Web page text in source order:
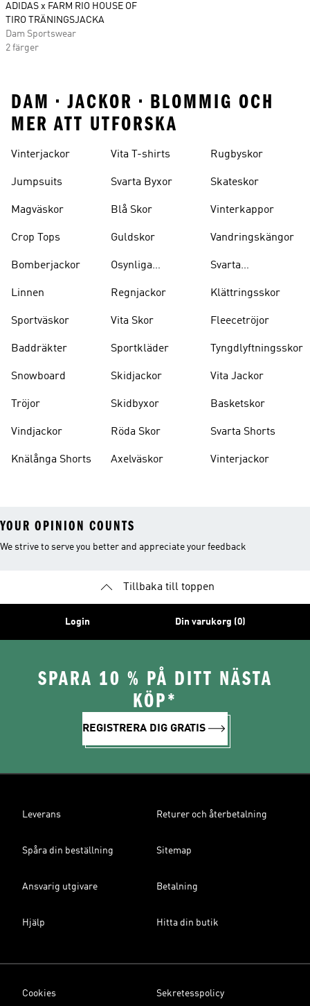
ADIDAS x FARM RIO HOUSE OF
TIRO TRÄNINGSJACKA
Dam Sportswear
2 färger
DAM • JACKOR • BLOMMIG OCH
MER ATT UTFORSKA
Vinterjackor
Jumpsuits
Magväskor
Crop Tops
Bomberjackor
Linnen
Sportväskor
Baddräkter
Snowboard
Tröjor
Vindjackor
Knälånga Shorts
Vita T-shirts
Svarta Byxor
Blå Skor
Guldskor
Osynliga
Regnjackor
Vita Skor
Sportkläder
Skidjackor
Skidbyxor
Röda Skor
Axelväskor
Rugbyskor
Skateskor
Vinterkappor
Vandringskängor
Svarta
Klättringsskor
Fleecetröjor
Tyngdlyftningsskor
Vita Jackor
Basketskor
Svarta Shorts
Vinterjackor
YOUR OPINION COUNTS
We strive to serve you better and appreciate your feedback
Tillbaka till toppen
Login Din varukorg (0)
SPARA 10 % PÅ DITT NÄSTA
KÖP*
REGISTRERA DIG GRATIS
Leverans Returer och återbetalning
Spåra din beställning Sitemap
Ansvarig utgivare Betalning
Hjälp Hitta din butik
Cookies Sekretesspolicy